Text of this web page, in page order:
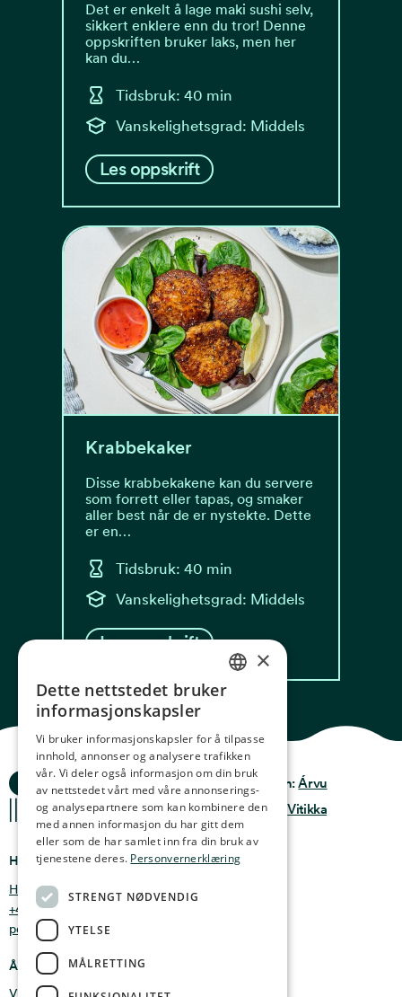
Det er enkelt å lage maki sushi selv,
sikkert enklere enn du tror! Denne
oppskriften bruker laks, men her
kan du…
Tidsbruk: 40 min
Vanskelighetsgrad: Middels
Les oppskrift
Krabbekaker
Disse krabbekakene kan du servere
som forrett eller tapas, og smaker
aller best når de er nystekte. Dette
er en…
Tidsbruk: 40 min
Vanskelighetsgrad: Middels
Les oppskrift
Ocean Stories
Hvor finner du oss
Holmen 4b, 9750 Honningsvåg, Norge
+47 47 99 00 95
post@oceanstories.no
Åpningstider
Vintersesong 1. nov - 30. april: Man - søn 10-16
Privacy & Policy
Terms & conditions
Design:Árvu
Kode:Vitikka
NORWEGIAN
GERMAN
FRENCH
SPANISH
FINNISH
×
Dette nettstedet bruker
informasjonskapsler
Vi bruker informasjonskapsler for å tilpasse
innhold, annonser og analysere trafikken
vår. Vi deler også informasjon om din bruk
av nettstedet vårt med våre annonserings-
og analysepartnere som kan kombinere den
med annen informasjon du har gitt dem
eller som de har samlet inn fra din bruk av
tjenestene deres. Personvernerklæring
STRENGT NØDVENDIG
YTELSE
MÅLRETTING